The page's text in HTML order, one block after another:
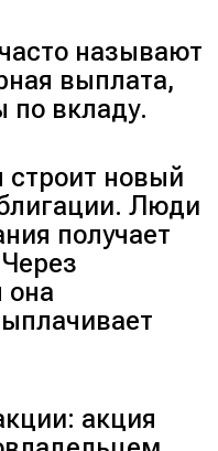
называют
выплата,
по вкладу.
новый
Люди
получает
она
акция